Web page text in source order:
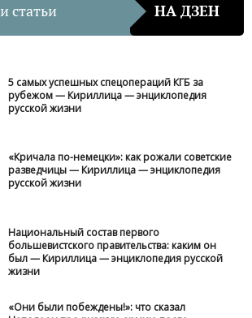
статьи НА ДЗЕН
5 самых успешных спецопераций КГБ за
рубежом — Кириллица — энциклопедия
русской жизни
«Кричала по-немецки»: как рожали советские
разведчицы — Кириллица — энциклопедия
русской жизни
Национальный состав первого
большевистского правительства: каким он
был — Кириллица — энциклопедия русской
жизни
«Они были побеждены!»: что сказал